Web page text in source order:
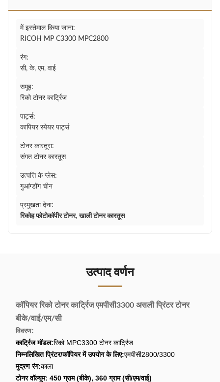
में इस्तेमाल किया जाना:
RICOH MP C3300 MPC2800
रंग:
सी, के, एम, वाई
समूह:
रिको टोनर कार्ट्रिज
पार्ट्स:
कापियर स्पेयर पार्ट्स
टोनर कारतूस:
संगत टोनर कारतूस
उत्पत्ति के प्लेस:
गुआंग्डोंग चीन
प्रमुखता देना:
रिकोह फोटोकॉपीर टोनर,खाली टोनर कारतूस
उत्पाद वर्णन
कॉपियर रिको टोनर कार्ट्रिज एमपीसी3300 असली प्रिंटर टोनर
बीके/वाई/एम/सी
विवरण:
कार्ट्रिज मॉडल:रिको MPC3300 टोनर कार्ट्रिज
निम्नलिखित प्रिंटर/कॉपियर में उपयोग के लिए:एमपीसी2800/3300
मुद्रण रंग:काला
टोनर वॉल्यूम: 450 ग्राम (बीके), 360 ग्राम (सी/एम/वाई)